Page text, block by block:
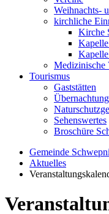
Weihnachts-
kirchliche
Kirche
Medizinische
Tourismus
Gaststätten
Sehenswertes
Broschüre
Gemeinde
Aktuelles